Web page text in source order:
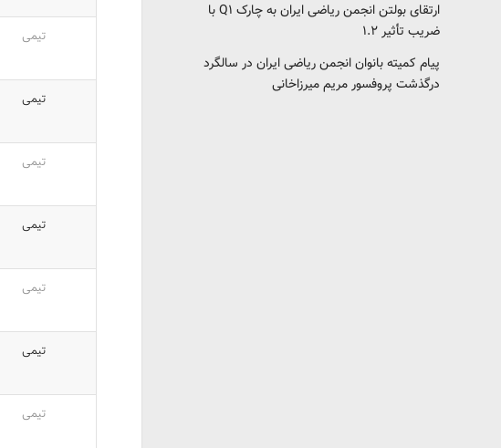
تیمی
تیمی
تیمی
تیمی
تیمی
تیمی
تیمی
ارتقای بولتن انجمن ریاضی ایران به چارک Q1 با
ضریب تأثیر ۱.۲
پیام کمیته بانوان انجمن ریاضی ایران در سالگرد
درگذشت پروفسور مریم میرزاخانی